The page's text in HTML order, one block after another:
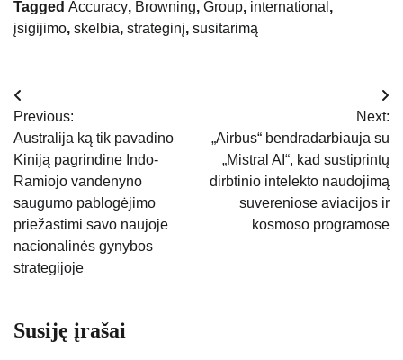
Tagged Accuracy, Browning, Group, international ,
įsigijimo, skelbia, strateginį, susitarimą
Navigacija
tarp
įrašų
Previous:
Australija ką tik pavadino
Kiniją pagrindine Indo-
Ramiojo vandenyno
saugumo pablogėjimo
priežastimi savo naujoje
nacionalinės gynybos
strategijoje
Next:
„Airbus“ bendradarbiauja su
„Mistral AI“, kad sustiprintų
dirbtinio intelekto naudojimą
suvereniose aviacijos ir
kosmoso programose
Susiję įrašai